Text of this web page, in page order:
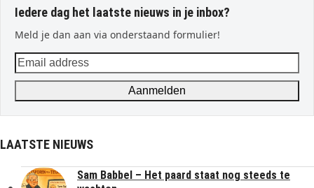
Iedere dag het laatste nieuws in je inbox?
Meld je dan aan via onderstaand formulier!
Email
address
Aanmelden
LAATSTE NIEUWS
Sam Babbel – Het paard staat nog steeds te